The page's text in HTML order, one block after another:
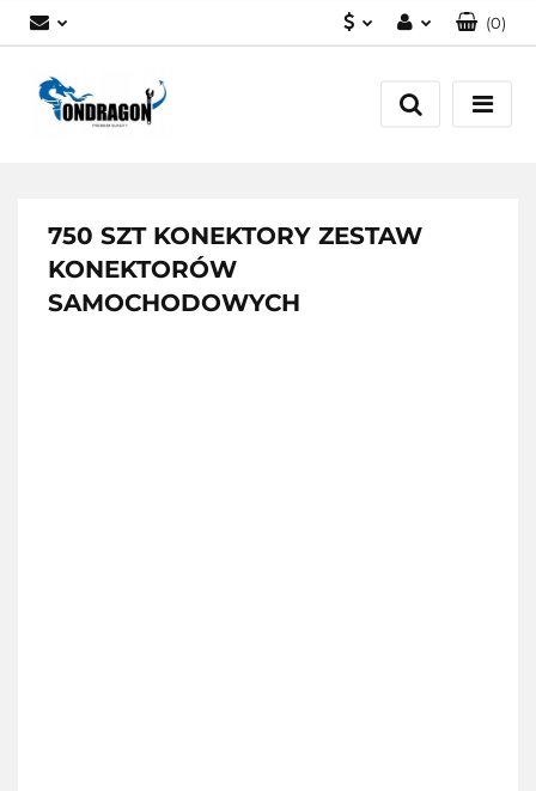
Zaloguj się
Załóż konto
(0)
750 SZT KONEKTORY ZESTAW
KONEKTORÓW
SAMOCHODOWYCH